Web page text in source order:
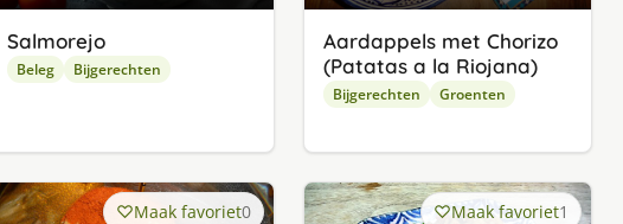
Salmorejo
Beleg Bijgerechten
Aardappels met Chorizo
(Patatas a la Riojana)
Bijgerechten Groenten
Maak favoriet0 Maak favoriet1